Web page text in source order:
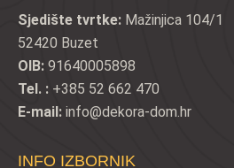
Sjedište tvrtke: Mažinjica 104/1
52420 Buzet
OIB: 91640005898
Tel. : +385 52 662 470
E-mail: info@dekora-dom.hr
INFO IZBORNIK